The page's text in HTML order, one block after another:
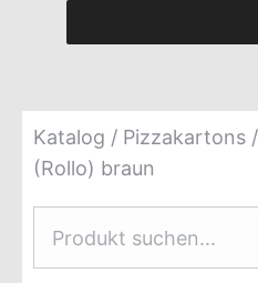
Katalog / Pizzakartons /
(Rollo) braun